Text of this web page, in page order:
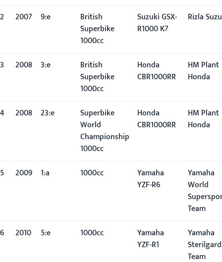
2
2007 9:e
British
Superbike
1000cc
Suzuki GSX-
R1000 K7
Rizla
3 2008 3:e
British
Superbike
1000cc
Honda
CBR1000RR
HM Plant
Honda
4 2008 23:e
Superbike
World
Championship
1000cc
Honda
CBR1000RR
HM Plant
Honda
5 2009 1:a 1000cc
Yamaha
YZF-R6
Yamaha
World
Team
6
2010 5:e 1000cc
Yamaha
YZF-R1
Yamaha
Team